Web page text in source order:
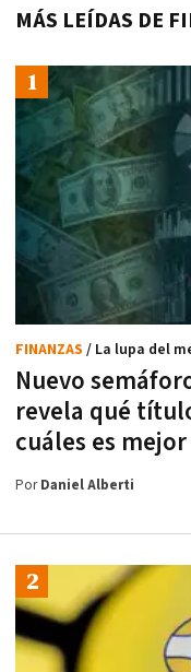
MÁS LEÍDAS DE
Nuevo
revela qué
cuáles es
FINANZAS / La lupa del
PorDaniel Alberti